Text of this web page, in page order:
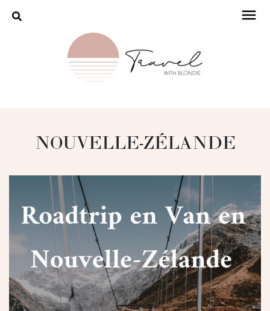
>
DESTINATIONS
>
NOUVELLE-ZÉLANDE